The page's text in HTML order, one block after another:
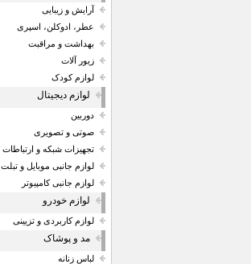
آرایش و زیبایی
عطر، ادوکلن، اسپری
بهداشت و مراقبت
زیور آلات
لوازم کودک
لوازم دیجیتال
دوربین
صوتی و تصویری
تجهیزات شبکه و ارتباطات
لوازم جانبی موبایل و تبلت
لوازم جانبی کامپیوتر
لوازم خودرو
لوازم کاربردی و تزیینی
مد و پوشاک
لباس زنانه